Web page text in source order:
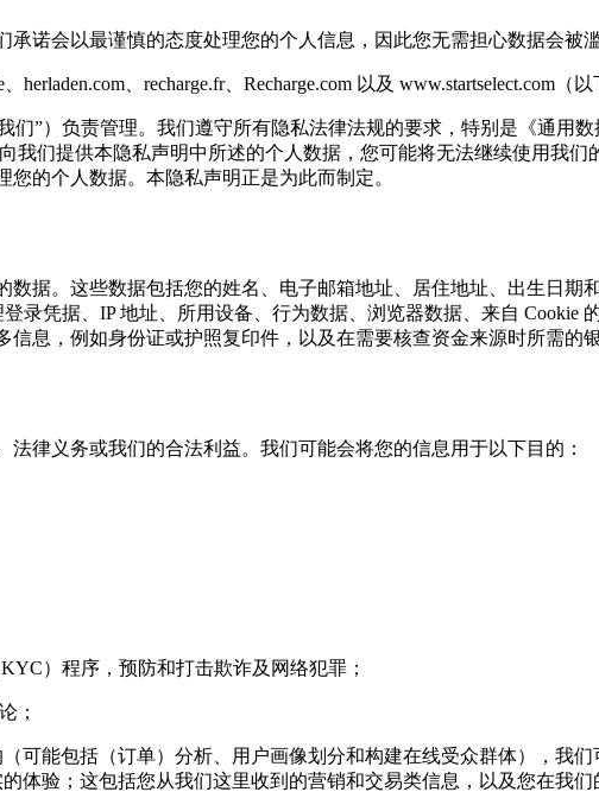
诺会以最谨慎的态度处理您的个人信息，因此您无需担心数据会被滥
herladen.com、recharge.fr、Recharge.com 以及 www.startselect.com
”）负责管理。我们遵守所有隐私法律法规的要求，特别是《通用
我们提供本隐私声明中所述的个人数据，您可能将无法继续使用我
的个人数据。本隐私声明正是为此而制定。
据。这些数据包括您的姓名、电子邮箱地址、居住地址、出生日期
录凭据、IP 地址、所用设备、行为数据、浏览器数据、来自 Cookie
息，例如身份证或护照复印件，以及在需要核查资金来源时所需的
律义务或我们的合法利益。我们可能会将您的信息用于以下目的：
）程序，预防和打击欺诈及网络犯罪；
；
可能包括（订单）分析、用户画像划分和构建在线受众群体），我
体验；这包括您从我们这里收到的营销和交易类信息，以及您在我们